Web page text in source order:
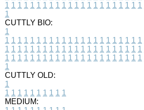
1 1 1 1 1 1 1 1 1 1 1 1 1 1 1 1 1 1 1 1 1 1
1
CUTTLY BIO:
1
1 1 1 1 1 1 1 1 1 1 1 1 1 1 1 1 1 1 1 1 1 1
1 1 1 1 1 1 1 1 1 1 1 1 1 1 1 1 1 1 1 1 1 1
1 1 1 1 1 1 1 1 1 1 1 1 1 1 1 1 1 1 1 1 1 1
1
CUTTLY OLD:
1
1 1 1 1 1 1 1 1 1 1
MEDIUM: